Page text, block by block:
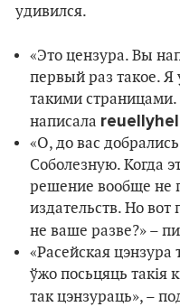
удивился.
«Это цензура. Вы
первый раз такое. Я
такими страницами.
написала
«О, до вас
Соболезную. Когда
решение вообще не
издательств. Но
не ваше разве?» –
«Расейская
ўжо посьцяць такія
так цэнзураць», –